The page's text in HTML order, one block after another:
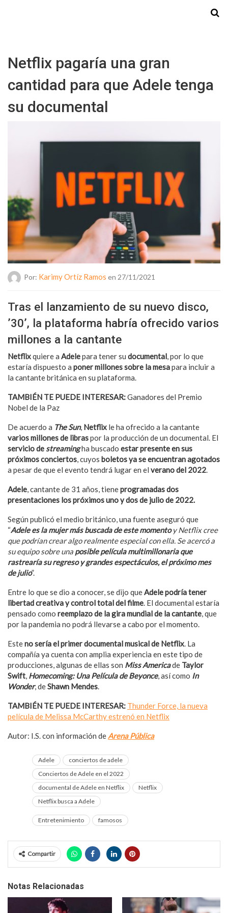
Netflix pagaría una gran
cantidad para que Adele tenga
su documental
Por: Karimy Ortíz Ramos en 27/11/2021
Tras el lanzamiento de su nuevo disco,
’30’, la plataforma habría ofrecido varios
millones a la cantante
Netflixquiere a Adelepara tener su documental, por lo que
estaría dispuesto a poner millones sobre la mesapara incluir a
la cantante británica en su plataforma.
TAMBIÉN TE PUEDE INTERESAR:Ganadores del Premio
Nobel de la Paz
De acuerdo a The Sun, Netflix le ha ofrecido a la cantante
varios millones de libraspor la producción de un documental. El
servicio destreamingha buscado estar presente en sus
próximos conciertos, cuyos boletos ya se encuentran agotados
a pesar de que el evento tendrá lugar en el verano del 2022.
Adele, cantante de 31 años, tieneprogramadas dos
presentaciones los próximos uno y dos de julio de 2022.
Según publicó el medio británico, una fuente aseguró que
“Adele es la mujer más buscada de este momentoy Netflix cree
que podrían crear algo realmente especial con ella. Se acercó a
su equipo sobre una posible película multimillonaria que
rastrearía su regreso y grandes espectáculos, el próximo mes
de julio”.
Entre lo que se dio a conocer, se dijo queAdele podría tener
libertad creativa y control total del filme. El documental estaría
pensado como reemplazo de la gira mundial de la cantante, que
por la pandemia no podrá llevarse a cabo por el momento.
Esteno sería el primer documental musical de Netflix. La
compañía ya cuenta con amplia experiencia en este tipo de
producciones, algunas de ellas son Miss Americade Taylor
Swift, Homecoming: Una Película de Beyonce, así como In
Wonder, deShawn Mendes.
TAMBIÉN TE PUEDE INTERESAR: Thunder Force, la nueva
película de Melissa McCarthy estrenó en Netflix
Autor: I.S. con información deArena Pública
Adele
conciertos de adele
Conciertos de Adele en el 2022
documental de Adele en Netflix
Netflix
Netflix busca a Adele
Entretenimiento famosos
Compartir
Notas Relacionadas